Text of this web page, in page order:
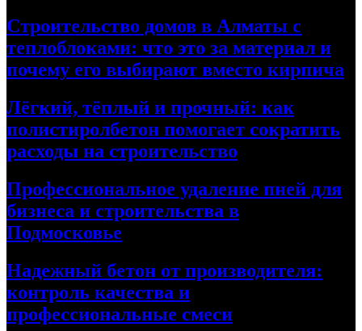
Строительство домов в Алматы с
теплоблоками: что это за материал и
почему его выбирают вместо кирпича
Лёгкий, тёплый и прочный: как
полистиролбетон помогает сократить
расходы на строительство
Профессиональное удаление пней для
бизнеса и строительства в
Подмосковье
Надежный бетон от производителя:
контроль качества и
профессиональные смеси